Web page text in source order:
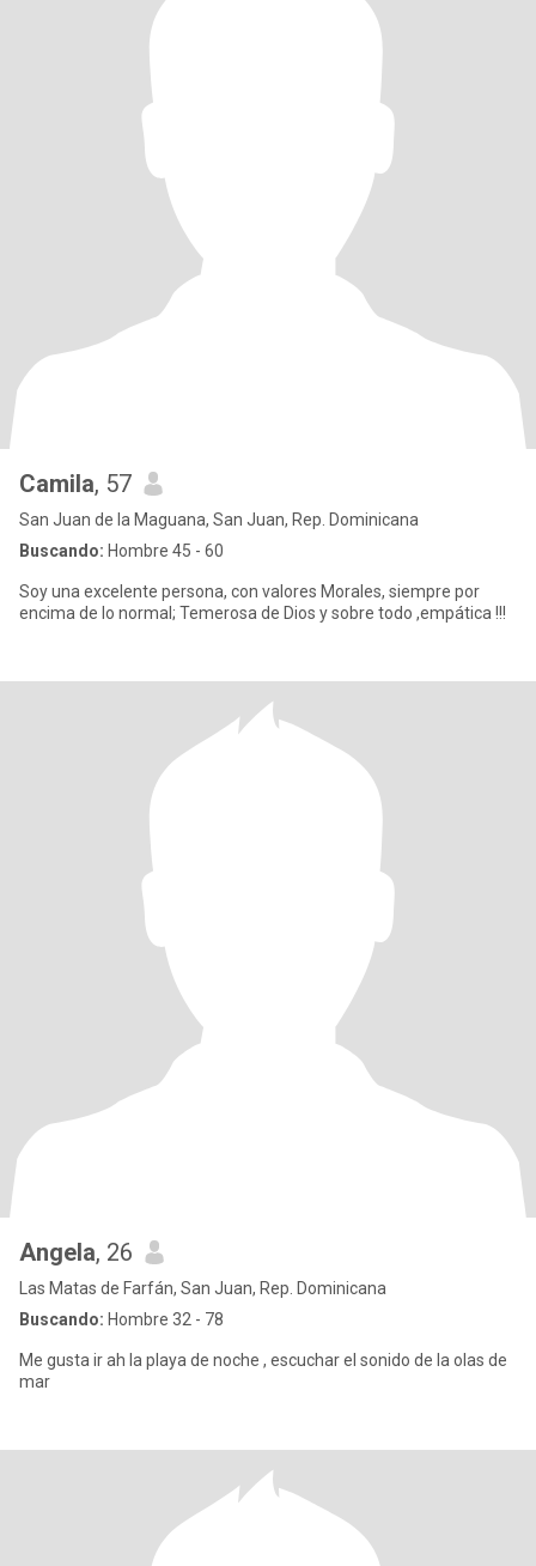
Camila, 57
San Juan de la Maguana, San Juan, Rep. Dominicana
Buscando: Hombre 45 - 60
Soy una excelente persona, con valores Morales, siempre por
encima de lo normal; Temerosa de Dios y sobre todo ,empática !!!
Angela, 26
Las Matas de Farfán, San Juan, Rep. Dominicana
Buscando: Hombre 32 - 78
Me gusta ir ah la playa de noche , escuchar el sonido de la olas de
mar